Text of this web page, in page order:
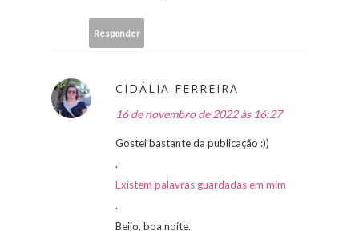
Responder
CIDÁLIA FERREIRA
16 de novembro de 2022 às 16:27
Gostei bastante da publicação :))
.
Existem palavras guardadas em mim
.
Beijo, boa noite.